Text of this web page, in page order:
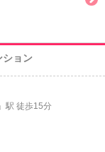
ョン
」駅 徒歩15分